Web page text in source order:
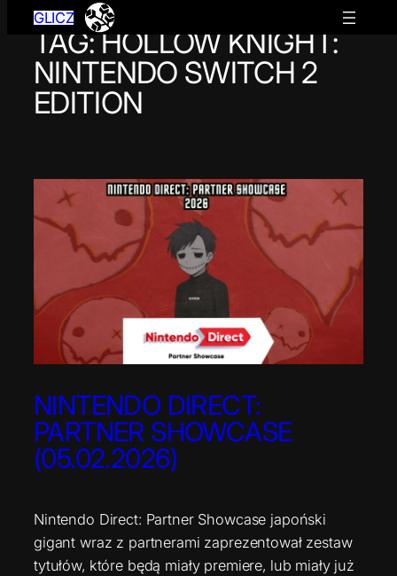
Przejdź
GLICZ
TAG:HOLLOW KNIGHT:
NINTENDO SWITCH 2
EDITION
NINTENDO DIRECT:
PARTNER SHOWCASE
(05.02.2026)
Nintendo Direct: Partner Showcase japoński
gigant wraz z partnerami zaprezentował zestaw
tytułów, które będą miały premiere, lub miały już